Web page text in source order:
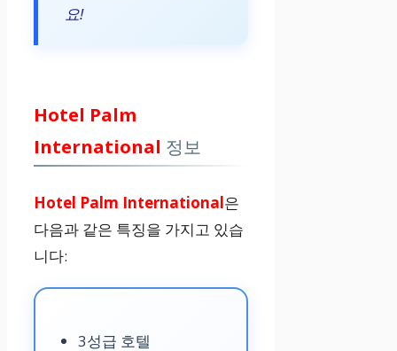
요!
Hotel Palm
International 정보
Hotel Palm International은
다음과 같은 특징을 가지고 있습
니다:
3성급 호텔